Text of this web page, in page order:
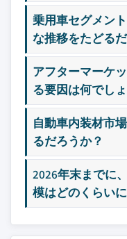
乗用車セグメン
な推移をたどる
アフターマーケ
る要因は何でし
自動車内装材市
るだろうか？
2026年末までに
模はどのくらい